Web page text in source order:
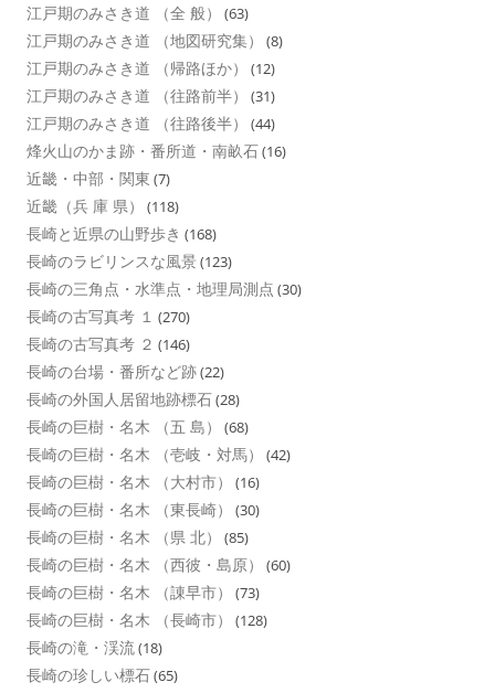
江戸期のみさき道 （全 般） (63)
江戸期のみさき道 （地図研究集） (8)
江戸期のみさき道 （帰路ほか） (12)
江戸期のみさき道 （往路前半） (31)
江戸期のみさき道 （往路後半） (44)
烽火山のかま跡・番所道・南畝石(16)
近畿・中部・関東 (7)
近畿（兵 庫 県） (118)
長崎と近県の山野歩き (168)
長崎のラビリンスな風景 (123)
長崎の三角点・水準点・地理局測点 (30)
長崎の古写真考 １ (270)
長崎の古写真考 ２ (146)
長崎の台場・番所など跡(22)
長崎の外国人居留地跡標石(28)
長崎の巨樹・名木 （五 島） (68)
長崎の巨樹・名木 （壱岐・対馬） (42)
長崎の巨樹・名木 （大村市） (16)
長崎の巨樹・名木 （東長崎） (30)
長崎の巨樹・名木 （県 北） (85)
長崎の巨樹・名木 （西彼・島原） (60)
長崎の巨樹・名木 （諌早市） (73)
長崎の巨樹・名木 （長崎市） (128)
長崎の滝・渓流(18)
長崎の珍しい標石(65)